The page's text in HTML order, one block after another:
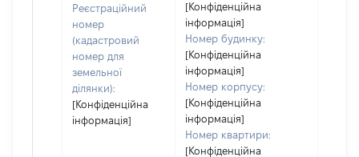
Реєстраційний
номер
(кадастровий
номер для
земельної
ділянки):
[Конфіденційна
інформація]
[Конфіденційна
інформація]
Номер будинку:
[Конфіденційна
інформація]
Номер корпусу:
[Конфіденційна
інформація]
Номер квартири:
[Конфіденційна